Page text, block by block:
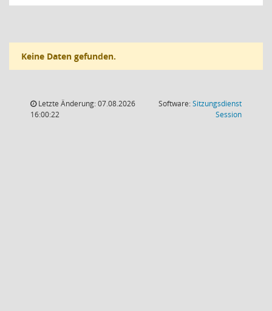
Keine Daten gefunden.
Letzte Änderung: 07.08.2026
16:00:22
Software:Sitzungsdienst
Session(Wird in